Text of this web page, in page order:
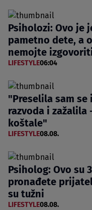
Psiholozi: Ovo je
pametno dete, a
nemojte
LIFESTYLE06:04
"Preselila sam
razvoda i zažalila
koštale"
LIFESTYLE08.08.
Psiholog: Ovo su
pronađete
su tužni
LIFESTYLE08.08.